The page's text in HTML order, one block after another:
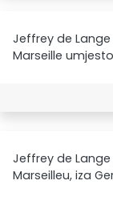
Jeffrey de
Marseille
Jeffrey de
Marseilleu, iza